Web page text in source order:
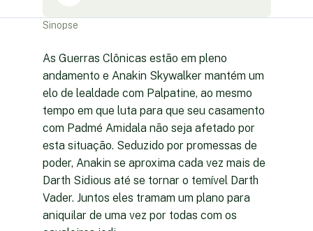
Sinopse
As Guerras Clônicas estão em pleno
andamento e Anakin Skywalker mantém um
elo de lealdade com Palpatine, ao mesmo
tempo em que luta para que seu casamento
com Padmé Amidala não seja afetado por
esta situação. Seduzido por promessas de
poder, Anakin se aproxima cada vez mais de
Darth Sidious até se tornar o temível Darth
Vader. Juntos eles tramam um plano para
aniquilar de uma vez por todas com os